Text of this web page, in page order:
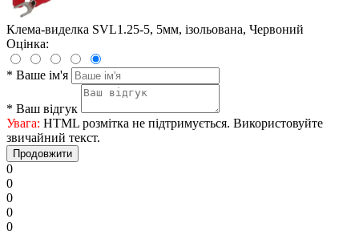
Клема-виделка SVL1.25-5, 5мм, ізольована, Червоний
Оцінка:
* Ваше ім'я
* Ваш відгук
Увага: HTML розмітка не підтримується. Використовуйте
звичайний текст.
Продовжити
0
0
0
0
0